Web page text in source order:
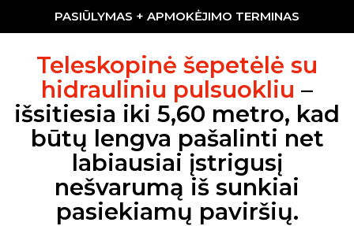
PASIŪLYMAS + APMOKĖJIMO TERMINAS
Teleskopinė šepetėlė su
hidrauliniu pulsuokliu –
išsitiesia iki 5,60 metro, kad
būtų lengva pašalinti net
labiausiai įstrigusį
nešvarumą iš sunkiai
pasiekiamų paviršių.